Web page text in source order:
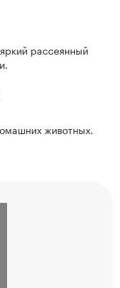
рассеянный
животных.